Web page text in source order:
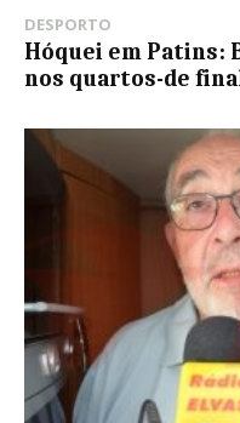
DESPORTO
Hóquei em Patins:
nos quartos-de